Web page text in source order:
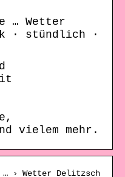
… Wetter
· stündlich ·
vielem mehr.
› Wetter Delitzsch